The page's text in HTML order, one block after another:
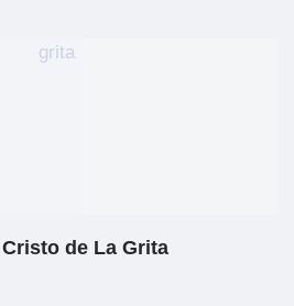
de La Grita